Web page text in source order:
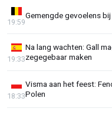
Gemengde gevoelens
19:59
Na lang wachten: Gall
zegegebaar maken
19:33
Visma aan het feest:
Polen
18:33